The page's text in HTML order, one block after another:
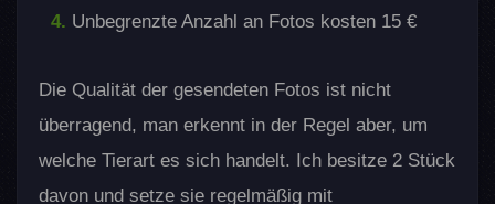
Unbegrenzte Anzahl an Fotos kosten 15 €
Die Qualität der gesendeten Fotos ist nicht
überragend, man erkennt in der Regel aber, um
welche Tierart es sich handelt. Ich besitze 2 Stück
davon und setze sie regelmäßig mit